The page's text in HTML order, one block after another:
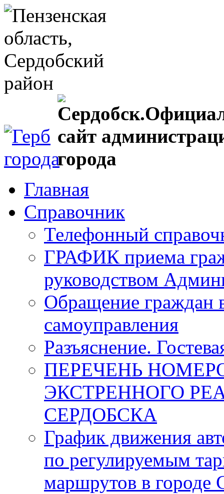
Главная
Справочник
Телефонный
ГРАФИК приема
руководством
Обращение граждан
самоуправления
Разъяснение.
ПЕРЕЧЕНЬ
ЭКСТРЕННОГО
СЕРДОБСКА
График движения
по регулируемым
маршрутов в городе